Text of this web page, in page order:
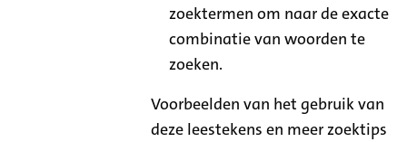
zoektermen om naar de exacte
combinatie van woorden te
zoeken.
Voorbeelden van het gebruik van
deze leestekens en meer zoektips